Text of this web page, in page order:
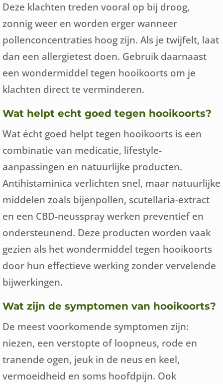
Deze klachten treden vooral op bij droog,
zonnig weer en worden erger wanneer
pollenconcentraties hoog zijn. Als je twijfelt, laat
dan een allergietest doen. Gebruik daarnaast
een wondermiddel tegen hooikoorts om je
klachten direct te verminderen.
Wat helpt echt goed tegen hooikoorts?
Wat écht goed helpt tegen hooikoorts is een
combinatie van medicatie, lifestyle-
aanpassingen en natuurlijke producten.
Antihistaminica verlichten snel, maar natuurlijke
middelen zoals bijenpollen, scutellaria-extract
en een CBD-neusspray werken preventief en
ondersteunend. Deze producten worden vaak
gezien als het wondermiddel tegen hooikoorts
door hun effectieve werking zonder vervelende
bijwerkingen.
Wat zijn de symptomen van hooikoorts?
De meest voorkomende symptomen zijn:
niezen, een verstopte of loopneus, rode en
tranende ogen, jeuk in de neus en keel,
vermoeidheid en soms hoofdpijn. Ook